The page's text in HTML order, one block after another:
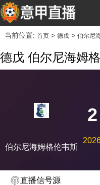
当前位置: 首页> 德戊> 伯尔尼
德戊 伯尔尼海姆
伯尔尼海姆格伦韦斯
2
直播信号源